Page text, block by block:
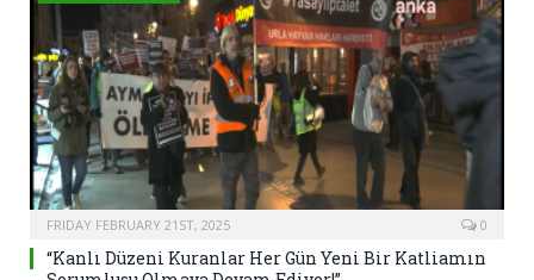
FRIDAY FEBRUARY 21ST, 2025 0
“Kanlı Düzeni Kuranlar Her Gün Yeni Bir Katliamın